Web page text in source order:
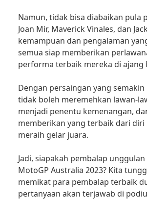
Namun, tidak bisa diabaikan pula
Joan Mir, Maverick Vinales, dan
kemampuan dan pengalaman
semua siap memberikan
performa terbaik mereka di ajang
Dengan persaingan yang
tidak boleh meremehkan lawan-
menjadi penentu kemenangan,
memberikan yang terbaik dari
meraih gelar juara.
Jadi, siapakah pembalap
MotoGP Australia 2023? Kita
memikat para pembalap terbaik
pertanyaan akan terjawab di